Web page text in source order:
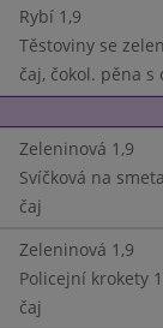
Rybí 1,9
Těstoviny se
čaj, čokol. pěna s
Zeleninová 1,9
Svíčková na
čaj
Zeleninová 1,9
Policejní krokety
čaj